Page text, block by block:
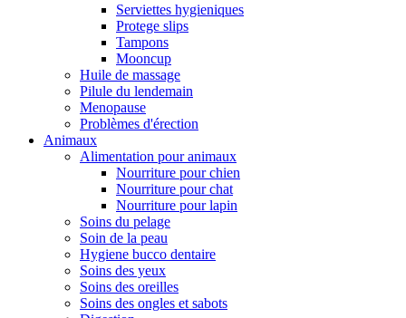
Serviettes hygieniques
Protege slips
Tampons
Mooncup
Huile de massage
Pilule du lendemain
Menopause
Problèmes d'érection
Animaux
Alimentation pour animaux
Nourriture pour chien
Nourriture pour chat
Nourriture pour lapin
Soins du pelage
Soin de la peau
Hygiene bucco dentaire
Soins des yeux
Soins des oreilles
Soins des ongles et sabots